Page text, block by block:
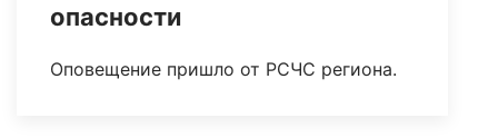
опасности
Оповещение пришло от РСЧС региона.